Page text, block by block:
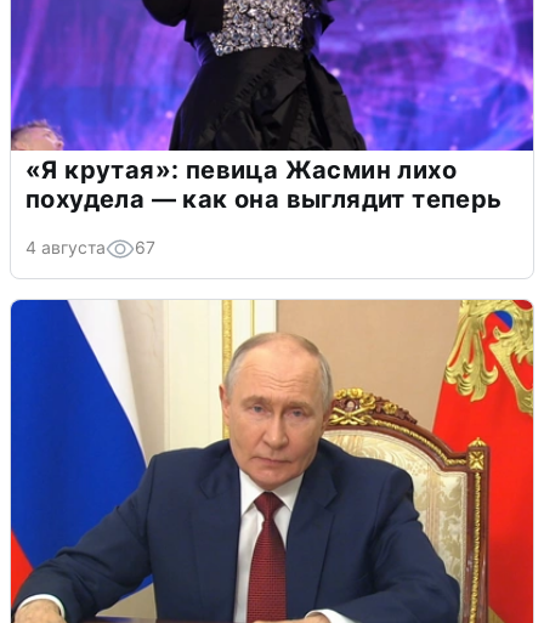
«Я крутая»: певица Жасмин лихо
похудела — как она выглядит теперь
4 августа 67